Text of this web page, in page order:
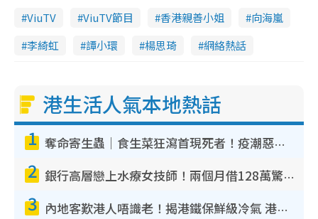
ViuTV ViuTV節目 香港親善小姐
向海嵐
李綺虹
譚小環 楊思琦 網絡熱話
港生活人氣本地熱話
1 奪命寄生蟲｜食生菜狂瀉首現死者！疫潮惡化錄1.8萬宗病例 揭洗菜3大謬誤
2 銀行高層戀上水療女技師！兩個月借128萬驚覺「沉船」沉落火海 揭背後疑似邪教操控賣淫
3 內地客歎港人唔識老！揭港鐵保鮮級冷氣 港人求放過：咪投訴